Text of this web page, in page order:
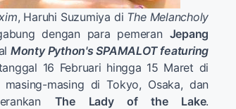
, Haruhi Suzumiya di The Melancholy
dengan para pemeran Jepang
Monty Python's SPAMALOT featuring
16 Februari hingga 15 Maret di
masing di Tokyo, Osaka, dan
The Lady of the Lake.